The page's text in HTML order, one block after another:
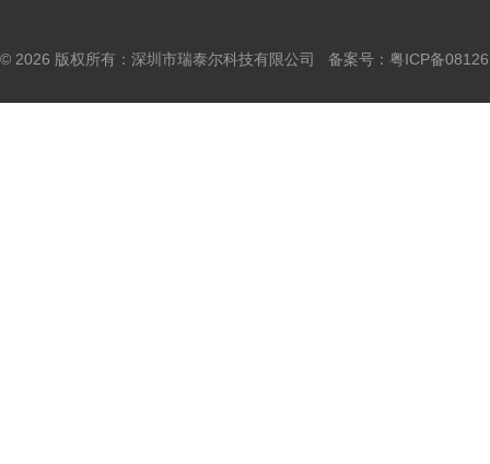
© 2026 版权所有：深圳市瑞泰尔科技有限公司 备案号： 粤ICP备